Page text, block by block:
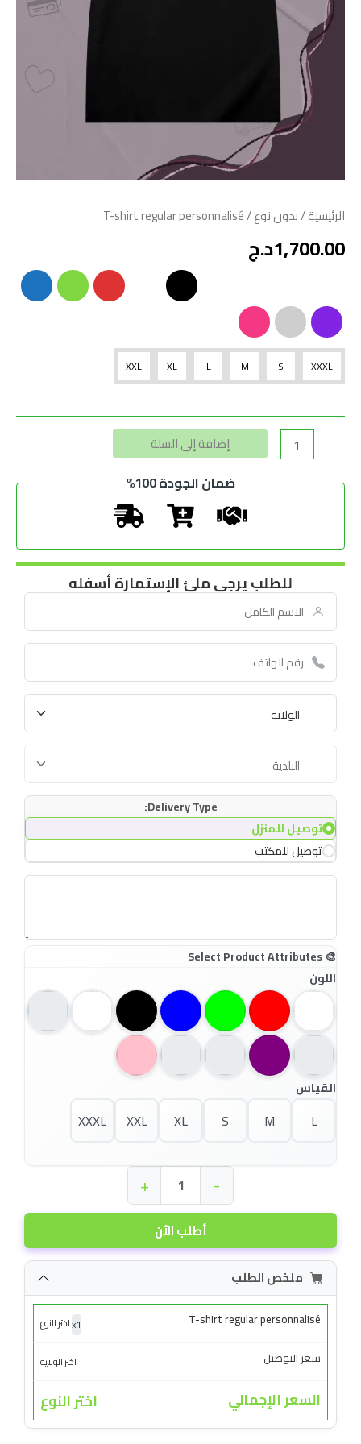
الرئيسية/بدون نوع/ T-shirt regular personnalisé
1,700.00د.ج
XXXL
S
M
L
XL
XXL
إضافة إلى السلة
ضمان الجودة 100%
للطلب يرجى ملئ الإستمارة أسفله
Delivery Type:
توصيل للمنزل
توصيل للمكتب
اللون
القياس
L
M
S
XL
XXL
XXXL
أطلب الأن
-
+
ملخص الطلب
T-shirt regular personnalisé
x1 اختر النوع
سعر التوصيل اختر الولاية
السعر الإجمالي اختر النوع